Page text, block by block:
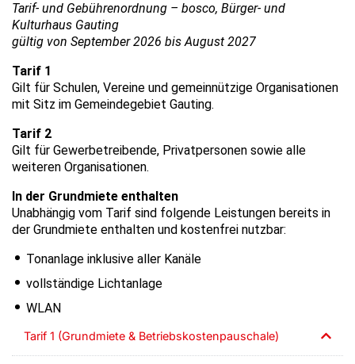
Tarif- und Gebührenordnung – bosco, Bürger- und
Kulturhaus Gauting
gültig von September 2026 bis August 2027
Tarif 1
Gilt für Schulen, Vereine und gemeinnützige Organisationen
mit Sitz im Gemeindegebiet Gauting.
Tarif 2
Gilt für Gewerbetreibende, Privatpersonen sowie alle
weiteren Organisationen.
In der Grundmiete enthalten
Unabhängig vom Tarif sind folgende Leistungen bereits in
der Grundmiete enthalten und kostenfrei nutzbar:
Tonanlage inklusive aller Kanäle
vollständige Lichtanlage
WLAN
Tarif 1 (Grundmiete & Betriebskostenpauschale)